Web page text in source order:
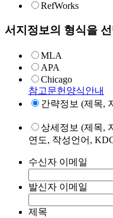
RefWorks
서지정보의 형식을
MLA
APA
Chicago
참고문헌양식안내
간략정보 (제목,
상세정보 (제목,
연도, 작성언어,
수신자 이메일
발신자 이메일
제목